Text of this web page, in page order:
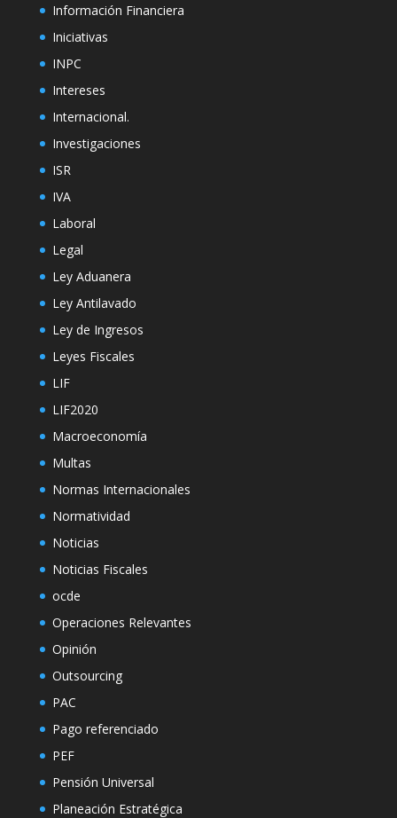
Información Financiera
Iniciativas
INPC
Intereses
Internacional.
Investigaciones
ISR
IVA
Laboral
Legal
Ley Aduanera
Ley Antilavado
Ley de Ingresos
Leyes Fiscales
LIF
LIF2020
Macroeconomía
Multas
Normas Internacionales
Normatividad
Noticias
Noticias Fiscales
ocde
Operaciones Relevantes
Opinión
Outsourcing
PAC
Pago referenciado
PEF
Pensión Universal
Planeación Estratégica